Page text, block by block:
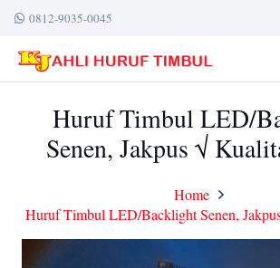
0812-9035-0045
Huruf Timbul LED/
Senen, Jakpus √
Home
Huruf Timbul LED/Backlight Senen,